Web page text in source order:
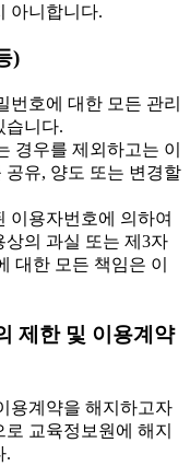
아니합니다.
)
호에 대한 모든 관리
습니다.
경우를 제외하고는 이
유, 양도 또는 변경할
용자번호에 의하여
의 과실 또는 제3자
대한 모든 책임은 이
제한 및 이용계약
용계약을 해지하고자
교육정보원에 해지
.